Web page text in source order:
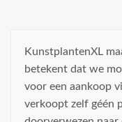
KunstplantenXL
betekent dat we
voor een aankoop
verkoopt zelf géén